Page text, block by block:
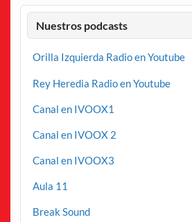
Nuestros podcasts
Orilla Izquierda Radio en Youtube
Rey Heredia Radio en Youtube
Canal en IVOOX1
Canal en IVOOX 2
Canal en IVOOX3
Aula 11
Break Sound